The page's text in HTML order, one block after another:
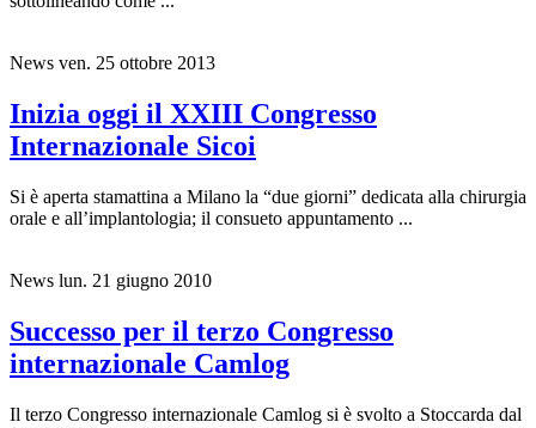
News ven. 25 ottobre 2013
Inizia oggi il XXIII Congresso
Internazionale Sicoi
Si è aperta stamattina a Milano la “due giorni” dedicata alla chirurgia
orale e all’implantologia; il consueto appuntamento ...
News lun. 21 giugno 2010
Successo per il terzo Congresso
internazionale Camlog
Il terzo Congresso internazionale Camlog si è svolto a Stoccarda dal